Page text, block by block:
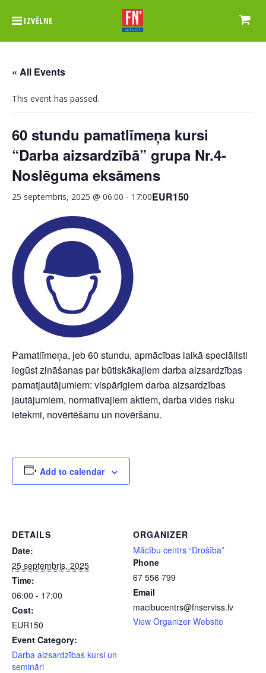
IZVĒLNE
« All Events
This event has passed.
60 stundu pamatlīmeņa kursi
“Darba aizsardzībā” grupa Nr.4-
Noslēguma eksāmens
25 septembris, 2025 @ 06:00 - 17:00EUR150
Pamatlīmeņa, jeb 60 stundu, apmācības laikā speciālisti
iegūst zināšanas par būtiskākajiem darba aizsardzības
pamatjautājumiem: vispārīgiem darba aizsardzības
jautājumiem, normatīvajiem aktiem, darba vides risku
ietekmi, novērtēšanu un novēršanu.
Add to calendar
DETAILS
Date:
25 septembris, 2025
Time:
06:00 - 17:00
Cost:
EUR150
Event Category:
Darba aizsardzības kursi un
semināri
ORGANIZER
Mācību centrs “Drošība”
Phone
67 556 799
Email
macibucentrs@fnserviss.lv
View Organizer Website